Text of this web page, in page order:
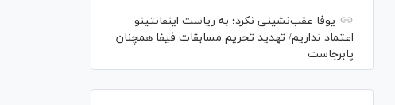
یوفا عقب‌نشینی نکرد؛ به ریاست اینفانتینو
اعتماد نداریم/ تهدید تحریم مسابقات فیفا همچنان
پابرجاست